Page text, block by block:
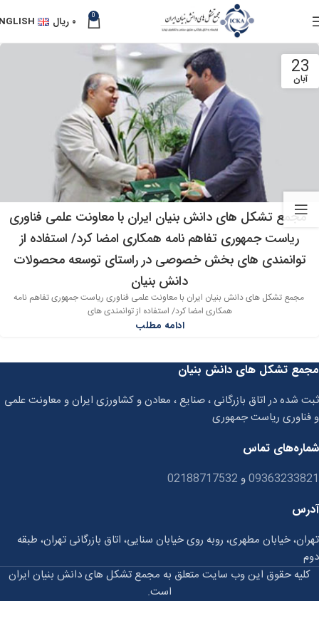
0 ۰ ریال
23
آبان
مجمع تشکل های دانش بنیان ایران با معاونت علمی فناوری
ریاست جمهوری تفاهم نامه همکاری امضا کرد/ استفاده از
توانمندی های بخش خصوصی در راستای توسعه محصولات
دانش بنیان
مجمع تشکل های دانش بنیان ایران با معاونت علمی فناوری ریاست جمهوری تفاهم نامه
همکاری امضا کرد/ استفاده از توانمندی های
ادامه مطلب
مجمع تشکل های دانش بنیان
ثبت شده در اتاق بازرگانی ، صنایع ، معادن و کشاورزی ایران و معاونت علمی
و فناوری ریاست جمهوری
شماره‌های تماس
09363233821و 02188717532
آدرس
تهران، خیابان مطهری، روبه روی خیابان سنایی، اتاق بازرگانی تهران، طبقه
دوم
کلیه حقوق این وب سایت متعلق به مجمع تشکل های دانش بنیان ایران
است.